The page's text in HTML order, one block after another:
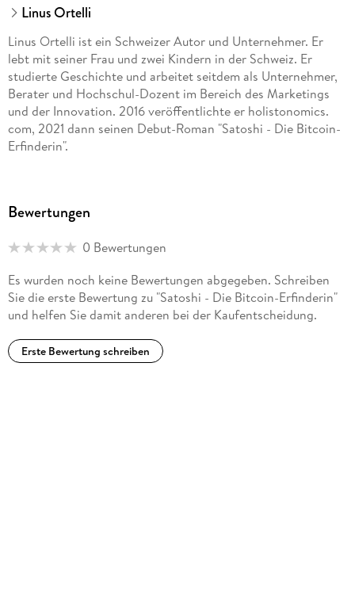
Linus Ortelli
Linus Ortelli ist ein Schweizer Autor und Unternehmer. Er
lebt mit seiner Frau und zwei Kindern in der Schweiz. Er
studierte Geschichte und arbeitet seitdem als Unternehmer,
Berater und Hochschul-Dozent im Bereich des Marketings
und der Innovation. 2016 veröffentlichte er holistonomics.
com, 2021 dann seinen Debut-Roman "Satoshi - Die Bitcoin-
Erfinderin".
Bewertungen
0 Bewertungen
Es wurden noch keine Bewertungen abgegeben. Schreiben
Sie die erste Bewertung zu "Satoshi - Die Bitcoin-Erfinderin"
und helfen Sie damit anderen bei der Kaufentscheidung.
Erste Bewertung schreiben